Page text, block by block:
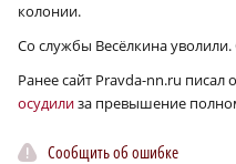
колонии.
Со службы Весёлкина
Ранее сайт Pravda-nn.ru писал
осудилиза превышение
Сообщить об ошибке